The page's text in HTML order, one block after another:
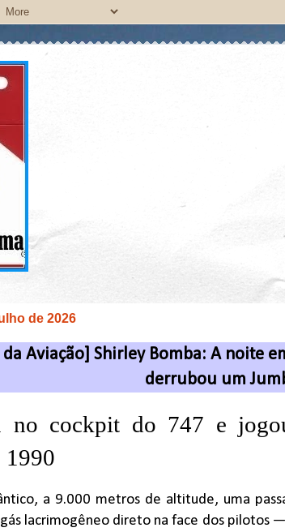
de 2026
da Aviação] Shirley Bomba: A noite
derrubou um
no cockpit do 747 e
1990
a 9.000 metros de altitude, uma
lacrimogêneo direto na face dos pilotos